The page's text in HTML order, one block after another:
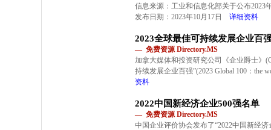
信息来源：工业和信息化部关于公布2023
发布日期：2023年10月17日
详细资料
2023全球最佳可持续发展企业百
— 免费资源 Directory.MS
加拿大媒体和投资研究公司《企业爵士》
持续发展企业百强”(2023 Global 100：the
资料
2022中国新经济企业500强名单
— 免费资源 Directory.MS
中国企业评价协会发布了“2022中国新经济